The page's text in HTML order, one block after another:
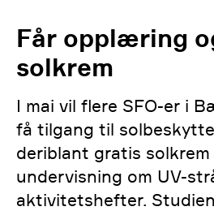
Får opplæring
solkrem
I mai vil flere SFO-er i
få tilgang til
deriblant gratis solkrem
undervisning om UV-
aktivitetshefter.